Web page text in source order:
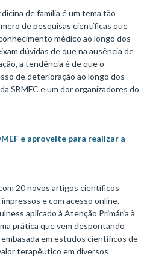
de família é um tema tão
de pesquisas científicas que
médico ao longo dos
dúvidas de que na ausência de
a tendência é de que o
de deterioração ao longo dos
SBMFC e um dor organizadores do
e aproveite para realizar a
20 novos artigos científicos
e com acesso online.
aplicado à Atenção Primária à
prática que vem despontando
em estudos científicos de
terapêutico em diversos